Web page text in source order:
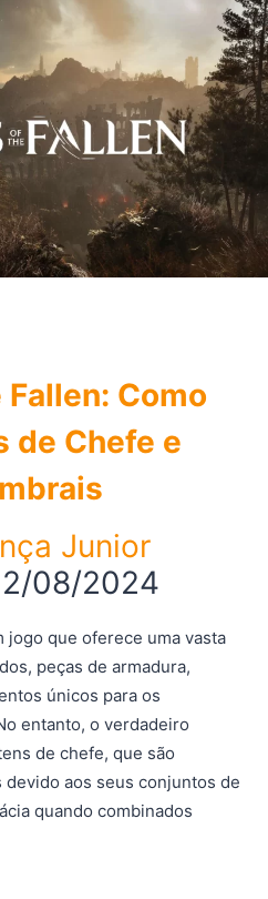
Como
de Chefe e
Junior
08/2024
jogo que oferece uma vasta
peças de armadura,
únicos para os
entanto, o verdadeiro
de chefe, que são
aos seus conjuntos de
quando combinados